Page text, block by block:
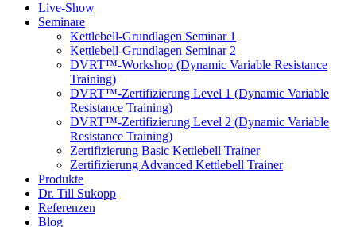
Live-Show
Seminare
Kettlebell-Grundlagen Seminar 1
Kettlebell-Grundlagen Seminar 2
DVRT™-Workshop (Dynamic Variable Resistance
Training)
DVRT™-Zertifizierung Level 1 (Dynamic Variable
Resistance Training)
DVRT™-Zertifizierung Level 2 (Dynamic Variable
Resistance Training)
Zertifizierung Basic Kettlebell Trainer
Zertifizierung Advanced Kettlebell Trainer
Produkte
Dr. Till Sukopp
Referenzen
Blog